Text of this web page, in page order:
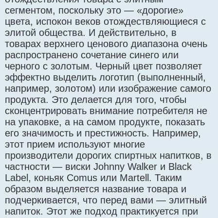
сегментом, поскольку это — «дорогие»
цвета, испокон веков отождествляющиеся с
элитой общества. И действительно, в
товарах верхнего ценового диапазона очень
распространено сочетание синего или
черного с золотым. Черный цвет позволяет
эффектно выделить логотип (выполненный,
например, золотом) или изображение самого
продукта. Это делается для того, чтобы
сконцентрировать внимание потребителя не
на упаковке, а на самом продукте, показать
его значимость и престижность. Например,
этот прием используют многие
производители дорогих спиртных напитков, в
частности — виски Johnny Walker и Black
Label, коньяк Comus или Martell. Таким
образом выделяется название товара и
подчеркивается, что перед вами — элитный
напиток. Этот же подход практикуется при